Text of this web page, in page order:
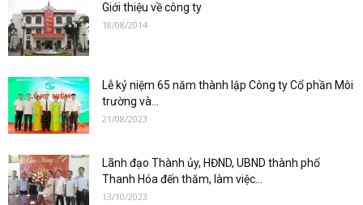
Giới thiệu về công ty
18/08/2014
Lễ kỷ niệm 65 năm thành lập Công ty Cổ phần Môi
trường và...
21/08/2023
Lãnh đạo Thành ủy, HĐND, UBND thành phố
Thanh Hóa đến thăm, làm việc...
13/10/2023